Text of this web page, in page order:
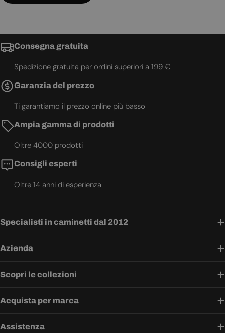
Consegna gratuita
Spedizione gratuita per ordini superiori a 199 €
Garanzia del prezzo
Ti garantiamo il prezzo online più basso
Ampia gamma di prodotti
Oltre 4000 prodotti
Consigli esperti
Oltre 14 anni di esperienza
Specialisti in caminetti dal 2012
Azienda
Scopri le collezioni
Acquista per marca
Assistenza